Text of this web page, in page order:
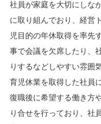
社員が家庭を大切にしな
に取り組んでおり、経営
児目的の年休取得を率先
事で会議を欠席したり、
りするなどしやすい雰囲
育児休業を取得した社員
復職後に希望する働き方
り合せを行っており、社